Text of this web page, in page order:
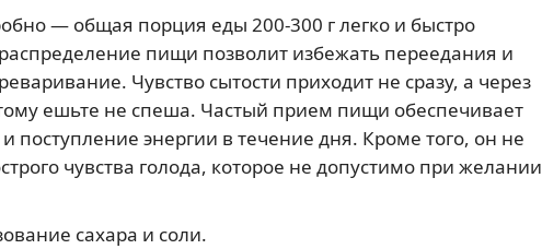
— общая порция еды 200-300 г легко и быстро
пищи позволит избежать переедания и
Чувство сытости приходит не сразу, а через
ешьте не спеша. Частый прием пищи обеспечивает
и поступление энергии в течение дня. Кроме того, он не
чувства голода, которое не допустимо при желании
сахара и соли.